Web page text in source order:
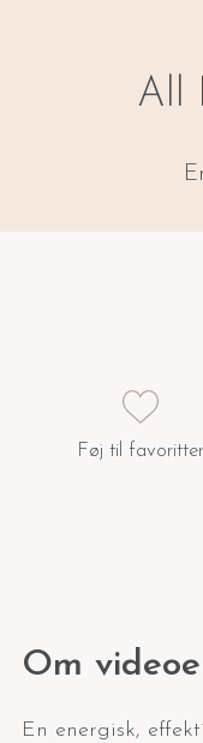
All
Føj til favoritter
Om
En energisk,